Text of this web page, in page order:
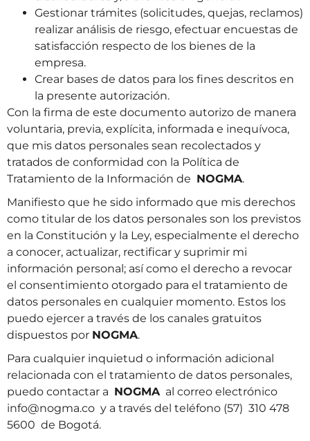
Gestionar trámites (solicitudes, quejas, reclamos)
realizar análisis de riesgo, efectuar encuestas de
satisfacción respecto de los bienes de la
empresa.
Crear bases de datos para los fines descritos en
la presente autorización.
Con la firma de este documento autorizo de manera
voluntaria, previa, explícita, informada e inequívoca,
que mis datos personales sean recolectados y
tratados de conformidad con la Política de
Tratamiento de la Información de NOGMA.
Manifiesto que he sido informado que mis derechos
como titular de los datos personales son los previstos
en la Constitución y la Ley, especialmente el derecho
a conocer, actualizar, rectificar y suprimir mi
información personal; así como el derecho a revocar
el consentimiento otorgado para el tratamiento de
datos personales en cualquier momento. Estos los
puedo ejercer a través de los canales gratuitos
dispuestos por NOGMA.
Para cualquier inquietud o información adicional
relacionada con el tratamiento de datos personales,
puedo contactar a NOGMAal correo electrónico
info@nogma.co y a través del teléfono (57) 310 478
5600 de Bogotá.